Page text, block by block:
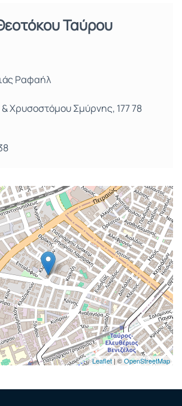
Ταύρου
Ραφαήλ
Χρυσοστόμου Σμύρνης, 177 78
Leaflet | ©OpenStreetMap